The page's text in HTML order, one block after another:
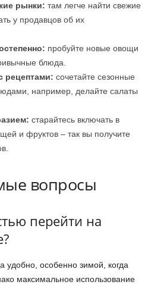
рынки: там легче найти свежие
у продавцов об их
пробуйте новые овощи
блюда.
рецептами: сочетайте сезонные
например, делайте салаты
старайтесь включать в
и фруктов – так вы получите
вопросы
перейти на
удобно, особенно зимой, когда
максимальное использование